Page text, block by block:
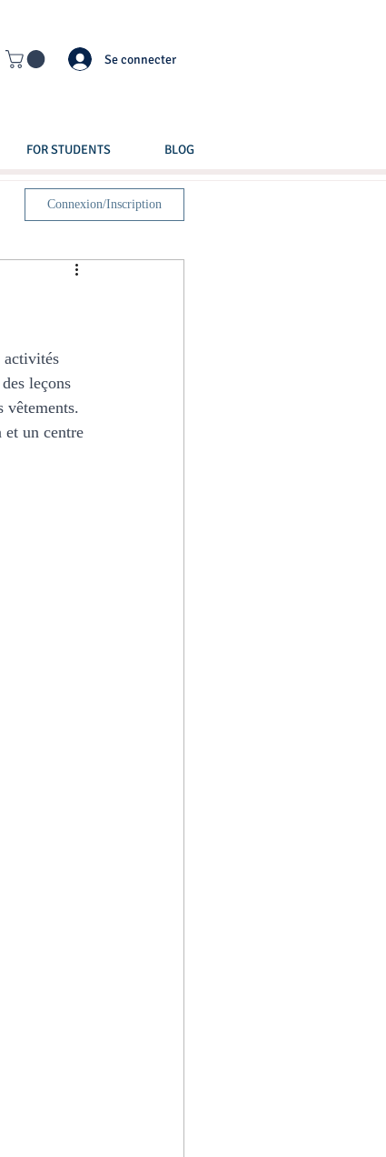
Se connecter
FOR STUDENTS BLOG
Connexion/Inscription
activités
leçons
vêtements.
et un centre